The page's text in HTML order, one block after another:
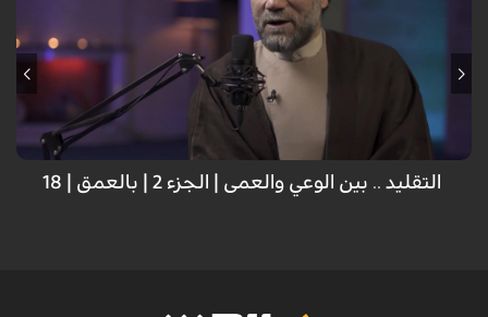
ضيف الحلقة: د. الشيخ محمد علي ميرزائي؛ مؤسس مركز الحضارة لتنمية الفكر
الإسلامي
التقليد .. بين الوعي والعمى | الجزء 2 | بالعمق | 18